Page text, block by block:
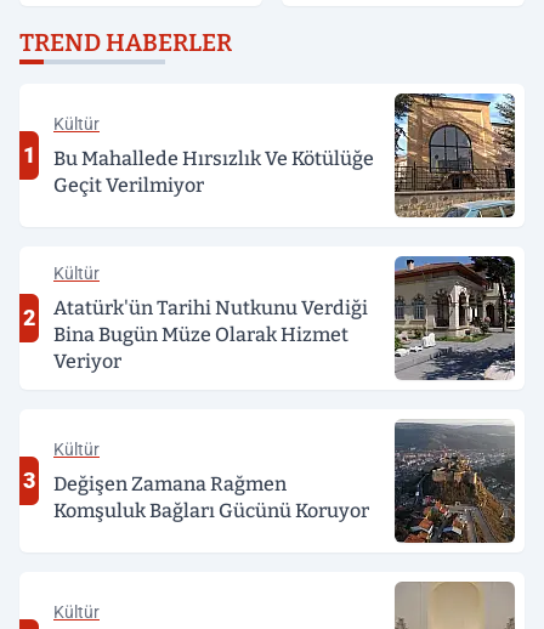
TREND HABERLER
1
Kültür
Bu Mahallede Hırsızlık Ve Kötülüğe
Geçit Verilmiyor
2
Kültür
Atatürk'ün Tarihi Nutkunu Verdiği
Bina Bugün Müze Olarak Hizmet
Veriyor
3
Kültür
Değişen Zamana Rağmen
Komşuluk Bağları Gücünü Koruyor
Kültür